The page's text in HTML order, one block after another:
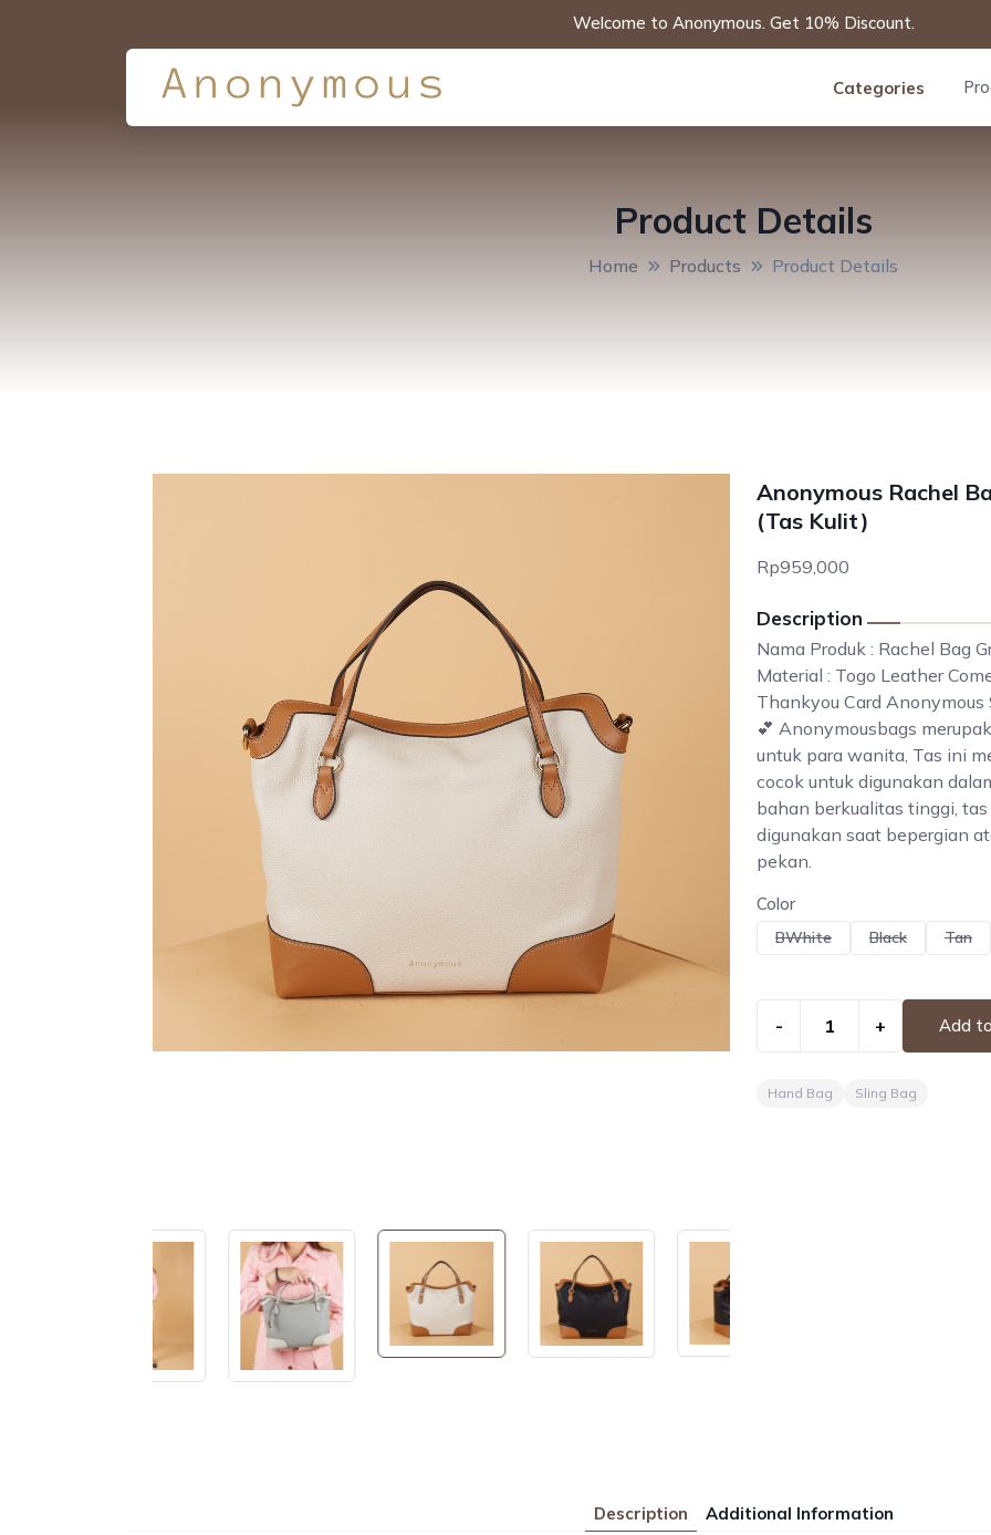
Welcome to Anonymous. Get 10% Discount.
Categories
Product Details
Home Products Product Details
Anonymous Rachel
(Tas Kulit)
Rp959,000
Description
Nama Produk : Rachel Bag
Material : Togo Leather
Thankyou Card
💕 Anonymousbags
untuk para wanita, Tas ini
cocok untuk digunakan
bahan berkualitas tinggi,
digunakan saat bepergian
pekan.
Color
BWhite Black Tan
- + Add
Hand Bag Sling Bag
Description Additional Information